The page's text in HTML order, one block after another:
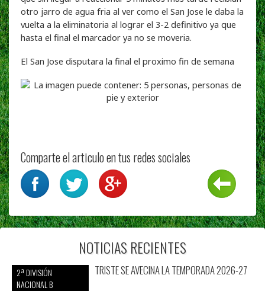
otro jarro de agua fria al ver como el San Jose le daba la
vuelta a la eliminatoria al lograr el 3-2 definitivo ya que
hasta el final el marcador ya no se moveria.
El San Jose disputara la final el proximo fin de semana
Comparte el articulo en tus redes sociales
NOTICIAS RECIENTES
2ª DIVISIÓN
NACIONAL B
TRISTE SE AVECINA LA TEMPORADA 2026-27